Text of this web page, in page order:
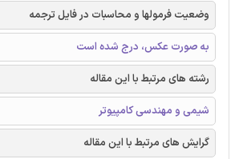
وضعیت فرمولها و محاسبات در فایل ترجمه
به صورت عکس، درج شده است
رشته های مرتبط با این مقاله
شیمی و مهندسی کامپیوتر
گرایش های مرتبط با این مقاله